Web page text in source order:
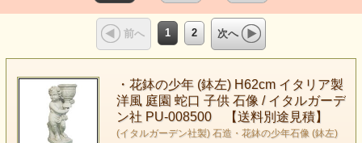
前へ 1 2 次へ
・花鉢の少年 (鉢左) H62cm イタリア製
洋風 庭園 蛇口 子供 石像 / イタルガーデ
ン社 PU-008500 【送料別途見積】
(イタルガーデン社製) 石造・花鉢の少年石像 (鉢左)